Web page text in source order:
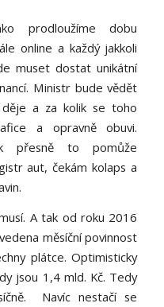
prodloužíme dobu
online a každý jakkoli
muset dostat unikátní
Ministr bude vědět
a za kolik se toho
a opravně obuvi.
přesně to pomůže
aut, čekám kolaps a
A tak od roku 2016
měsíční povinnost
plátce. Optimisticky
jsou 1,4 mld. Kč. Tedy
Navíc nestačí se